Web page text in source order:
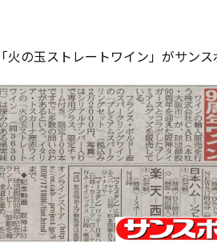
の玉ストレートワイン」がサン